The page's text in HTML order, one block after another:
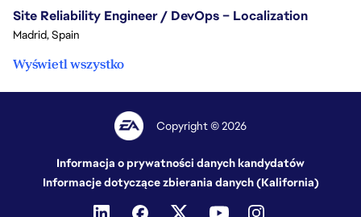
Site Reliability Engineer / DevOps – Localization
Madrid, Spain
Wyświetl wszystko
Copyright © 2026
Informacja o prywatności danych kandydatów
Informacje dotyczące zbierania danych (Kalifornia)